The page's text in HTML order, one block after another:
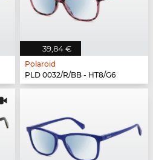
39,84 €
Polaroid
PLD 0032/R/BB - HT8/G6